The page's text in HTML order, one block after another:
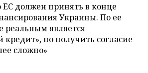
ЕС должен принять в конце
Украины. По ее
реальным является
но получить согласие
сложно»